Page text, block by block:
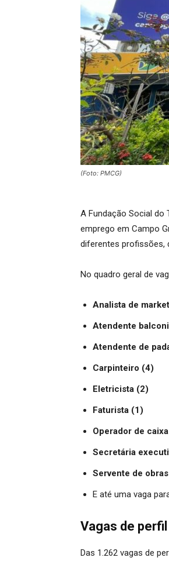
(Foto: PMCG)
A Fundação Social do
emprego em Campo
diferentes profissões,
No quadro geral de
Analista de
Atendente
Atendente de
Carpinteiro (4)
Eletricista (2)
Faturista (1)
Operador de
Secretária
Servente de
E até uma vaga
Vagas de
Das 1.262 vagas de